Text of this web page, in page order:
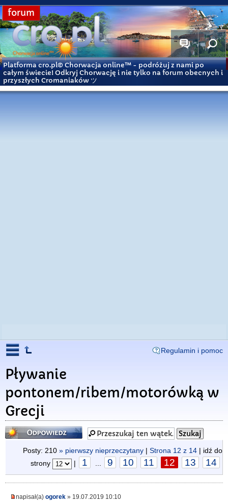
forum
Platforma cro.pl© Chorwacja online™ - podróżuj z nami po
całym świecie! Odkryj Chorwację i nie tylko na forum obecnych i
przyszłych Cromaniaków ツ
Regulamin i pomoc
Pływanie
pontonem/ribem/motorówką w
Grecji
Odpowiedz
Posty: 210 » pierwszy nieprzeczytany | Strona 12 z 14 | idź do
strony
| 1 9 10 11 12 13 14
napisał(a) ogorek » 19.07.2019 10:10